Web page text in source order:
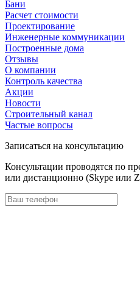
Бани
Расчет стоимости
Проектирование
Инженерные коммуникации
Построенные дома
Отзывы
О компании
Контроль качества
Акции
Новости
Строительный канал
Частые вопросы
Записаться на консультацию
Консультации проводятся по
или дистанционно (Skype или